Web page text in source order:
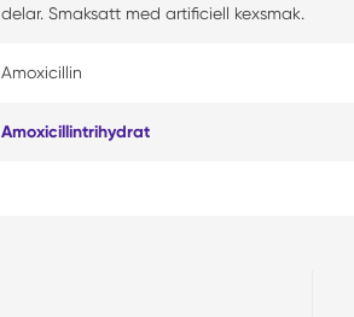
delar. Smaksatt med artificiell kexsmak.
Amoxicillin
Amoxicillintrihydrat